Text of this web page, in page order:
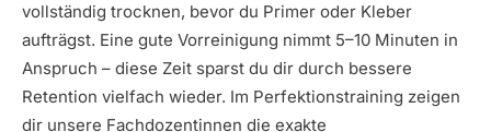
vollständig trocknen, bevor du Primer oder Kleber
aufträgst. Eine gute Vorreinigung nimmt 5–10 Minuten in
Anspruch – diese Zeit sparst du dir durch bessere
Retention vielfach wieder. Im Perfektionstraining zeigen
dir unsere Fachdozentinnen die exakte